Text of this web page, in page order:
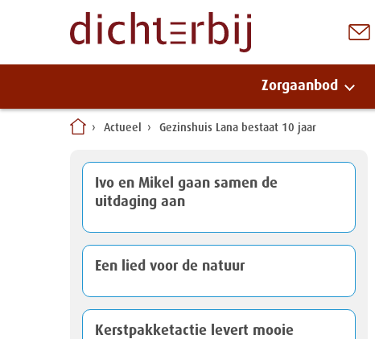
Zorgaanbod
Actueel Gezinshuis Lana bestaat 10 jaar
Ivo en Mikel gaan samen de
uitdaging aan
Een lied voor de natuur
Kerstpakketactie levert mooie